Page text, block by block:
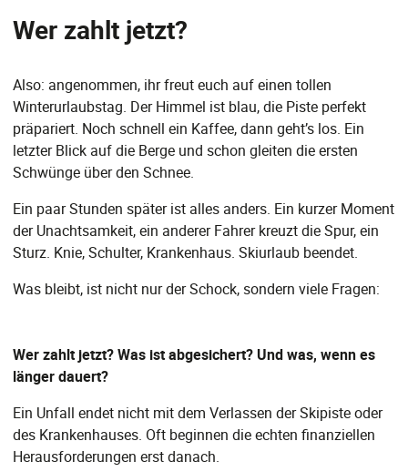
Wer zahlt jetzt?
Also: angenommen, ihr freut euch auf einen tollen
Winterurlaubstag. Der Himmel ist blau, die Piste perfekt
präpariert. Noch schnell ein Kaffee, dann geht’s los. Ein
letzter Blick auf die Berge und schon gleiten die ersten
Schwünge über den Schnee.
Ein paar Stunden später ist alles anders. Ein kurzer Moment
der Unachtsamkeit, ein anderer Fahrer kreuzt die Spur, ein
Sturz. Knie, Schulter, Krankenhaus. Skiurlaub beendet.
Was bleibt, ist nicht nur der Schock, sondern viele Fragen:
Wer zahlt jetzt? Was ist abgesichert? Und was, wenn es
länger dauert?
Ein Unfall endet nicht mit dem Verlassen der Skipiste oder
des Krankenhauses. Oft beginnen die echten finanziellen
Herausforderungen erst danach.